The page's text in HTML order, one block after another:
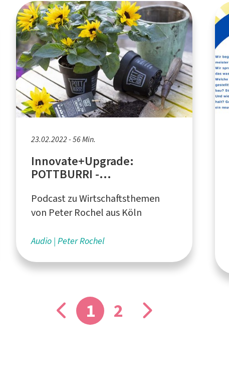
23.02.2022 - 56 Min.
Innovate+Upgrade:
POTTBURRI -
und Plastik
Podcast zu Wirtschaftsthemen
von Peter Rochel aus Köln
Audio Peter Rochel
1 2